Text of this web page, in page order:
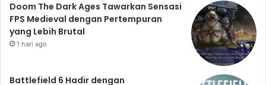
Doom The Dark Ages Tawarkan Sensasi
FPS Medieval dengan Pertempuran
yang Lebih Brutal
1 hari ago
Battlefield 6 Hadir dengan